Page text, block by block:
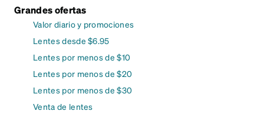
Grandes ofertas
Valor diario y promociones
Lentes desde $6.95
Lentes por menos de $10
Lentes por menos de $20
Lentes por menos de $30
Venta de lentes